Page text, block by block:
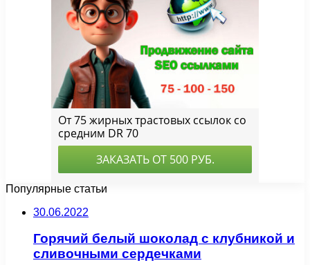
Популярные статьи
30.06.2022
Горячий белый шоколад с клубникой и
сливочными сердечками